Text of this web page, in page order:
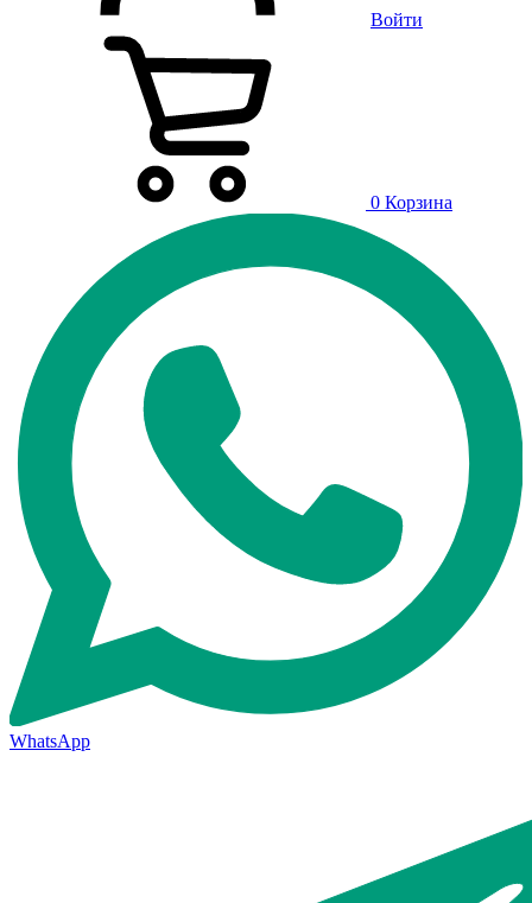
Войти
0 Корзина
WhatsApp